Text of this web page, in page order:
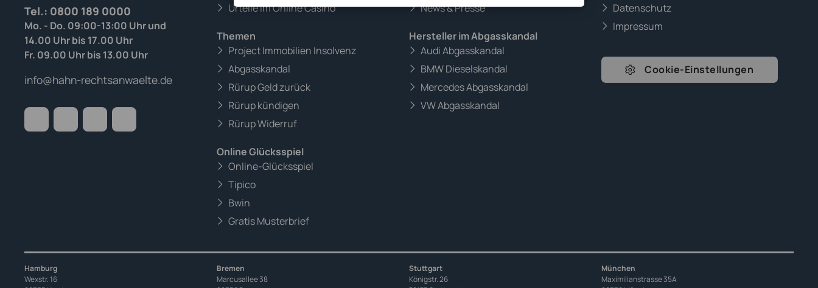
Tel.: 0800 189 0000
Mo. - Do. 09:00-13:00 Uhr und
14.00 Uhr bis 17.00 Uhr
Fr. 09.00 Uhr bis 13.00 Uhr
info@hahn-rechtsanwaelte.de
Urteile im Online Casino
Themen
Project Immobilien Insolvenz
Abgasskandal
Rürup Geld zurück
Rürup kündigen
Rürup Widerruf
Online Glücksspiel
Online-Glücksspiel
Tipico
Bwin
Gratis Musterbrief
News & Presse
Hersteller im Abgasskandal
Audi Abgasskandal
BMW Dieselskandal
Mercedes Abgasskandal
VW Abgasskandal
Datenschutz
Impressum
Cookie-Einstellungen
Hamburg
Wexstr. 16
Bremen
Marcusallee 38
Stuttgart
Königstr. 26
München
Maximilianstrasse 35A